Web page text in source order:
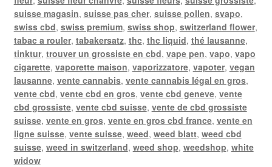
suisse magasin, suisse pas cher, suisse pollen, svapo,
swiss cbd, swiss premium, swiss shop, switzerland flower,
tabac a rouler, tabakersatz, thc, thc liquid, thé lausanne,
tinktur, trouver un grossiste en cbd, vape pen, vapo, vapo
cigarette, vaporette maison, vaporizzatore, vapoter, vegan
lausanne, vente cannabis, vente cannabis légal en gros,
vente cbd, vente cbd en gros, vente cbd geneve, vente
cbd grossiste, vente cbd suisse, vente de cbd grossiste
suisse, vente en gros, vente en gros cbd france, vente en
ligne suisse, vente suisse, weed, weed blatt, weed cbd
suisse, weed in switzerland, weed shop, weedshop, white
widow